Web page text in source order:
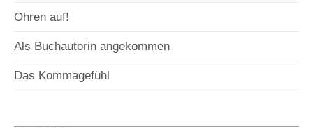
Ohren auf!
Als Buchautorin angekommen
Das Kommagefühl